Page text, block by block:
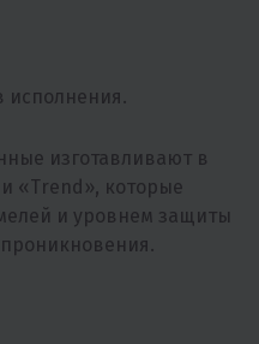
исполнения.
изготавливают в
«Trend», которые
и уровнем защиты